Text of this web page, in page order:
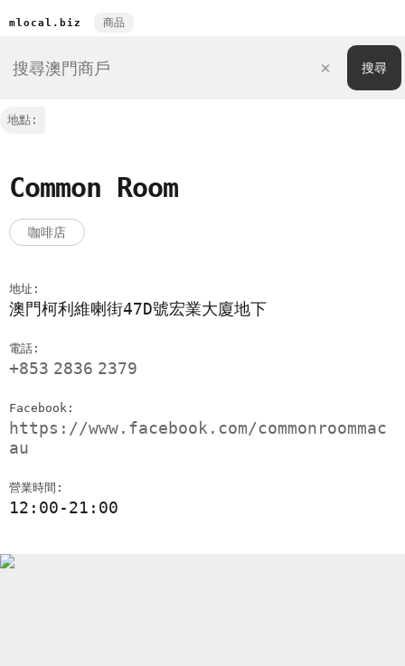
mlocal.biz 商品
地點:
Common Room
咖啡店
地址:
澳門柯利維喇街47D號宏業大廈地下
電話:
+853 2836 2379
Facebook:
https://www.facebook.com/commonroommac
au
營業時間:
12:00-21:00